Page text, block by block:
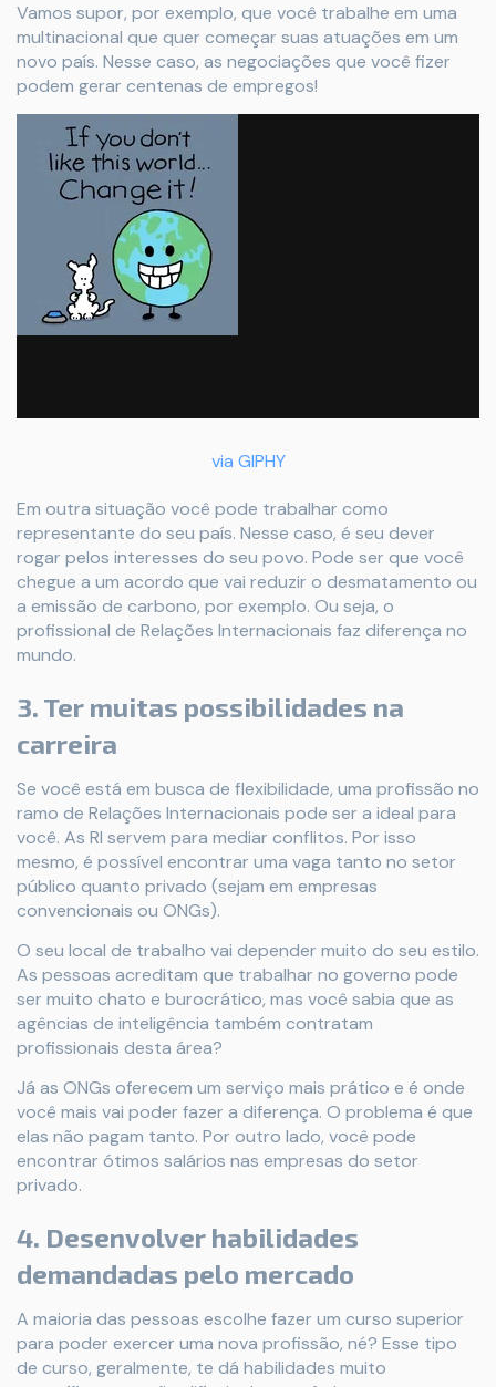
Vamos supor, por exemplo, que você trabalhe em uma
multinacional que quer começar suas atuações em um
novo país. Nesse caso, as negociações que você fizer
podem gerar centenas de empregos!
via GIPHY
Em outra situação você pode trabalhar como
representante do seu país. Nesse caso, é seu dever
rogar pelos interesses do seu povo. Pode ser que você
chegue a um acordo que vai reduzir o desmatamento ou
a emissão de carbono, por exemplo. Ou seja, o
profissional de Relações Internacionais faz diferença no
mundo.
3. Ter muitas possibilidades na
carreira
Se você está em busca de flexibilidade, uma profissão no
ramo de Relações Internacionais pode ser a ideal para
você. As RI servem para mediar conflitos. Por isso
mesmo, é possível encontrar uma vaga tanto no setor
público quanto privado (sejam em empresas
convencionais ou ONGs).
O seu local de trabalho vai depender muito do seu estilo.
As pessoas acreditam que trabalhar no governo pode
ser muito chato e burocrático, mas você sabia que as
agências de inteligência também contratam
profissionais desta área?
Já as ONGs oferecem um serviço mais prático e é onde
você mais vai poder fazer a diferença. O problema é que
elas não pagam tanto. Por outro lado, você pode
encontrar ótimos salários nas empresas do setor
privado.
4. Desenvolver habilidades
demandadas pelo mercado
A maioria das pessoas escolhe fazer um curso superior
para poder exercer uma nova profissão, né? Esse tipo
de curso, geralmente, te dá habilidades muito